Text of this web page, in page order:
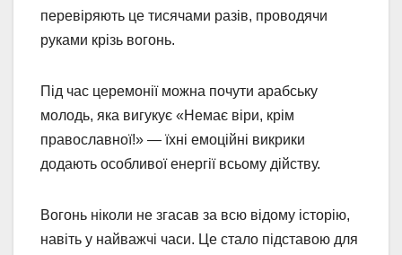
перевіряють це тисячами разів, проводячи
руками крізь вогонь.
Під час церемонії можна почути арабську
молодь, яка вигукує «Немає віри, крім
православної!» — їхні емоційні викрики
додають особливої енергії всьому дійству.
Вогонь ніколи не згасав за всю відому історію,
навіть у найважчі часи. Це стало підставою для